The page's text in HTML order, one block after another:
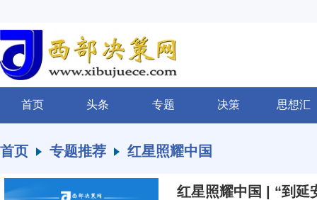
首页 头条 专题 决策 思想汇
首页 专题推荐 红星照耀中国
红星照耀中国 | “到延